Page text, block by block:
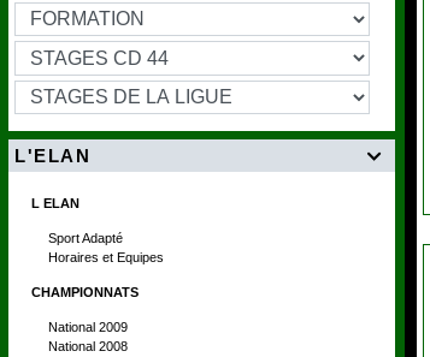

L'ELAN
L ELAN
Sport Adapté
Horaires et Equipes
CHAMPIONNATS
National 2009
National 2008